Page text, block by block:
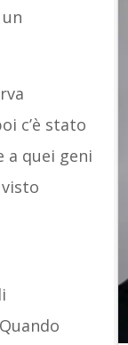
c’è stato
a quei geni